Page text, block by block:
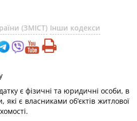
(ЗМІСТ) Інши кодекси
є фізичні та юридичні особи, в
є власниками об’єктів житлової